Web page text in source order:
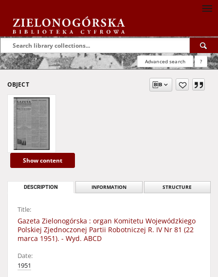
Advanced search ?
OBJECT
Show content
DESCRIPTION INFORMATION STRUCTURE
Title:
Gazeta Zielonogórska : organ Komitetu Wojewódzkiego
Polskiej Zjednoczonej Partii Robotniczej R. IV Nr 81 (22
marca 1951). - Wyd. ABCD
Date:
1951